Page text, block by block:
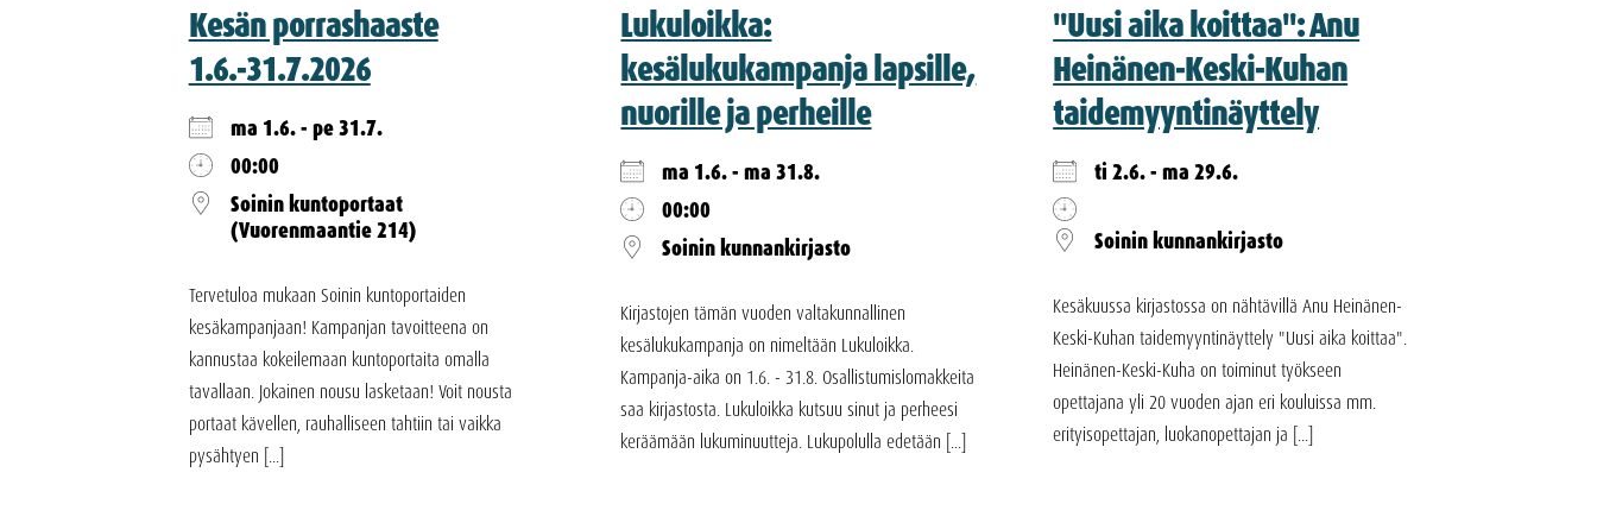
Kesän porrashaaste
1.6.-31.7.2026
ma 1.6. - pe 31.7.
00:00
Soinin kuntoportaat
(Vuorenmaantie 214)
Tervetuloa mukaan Soinin kuntoportaiden
kesäkampanjaan! Kampanjan tavoitteena on
kannustaa kokeilemaan kuntoportaita omalla
tavallaan. Jokainen nousu lasketaan! Voit nousta
portaat kävellen, rauhalliseen tahtiin tai vaikka
pysähtyen [...]
Lukuloikka:
kesälukukampanja lapsille,
nuorille ja perheille
ma 1.6. - ma 31.8.
00:00
Soinin kunnankirjasto
Kirjastojen tämän vuoden valtakunnallinen
kesälukukampanja on nimeltään Lukuloikka.
Kampanja-aika on 1.6. - 31.8. Osallistumislomakkeita
saa kirjastosta. Lukuloikka kutsuu sinut ja perheesi
keräämään lukuminuutteja. Lukupolulla edetään [...]
"Uusi aika koittaa": Anu
Heinänen-Keski-Kuhan
taidemyyntinäyttely
ti 2.6. - ma 29.6.
Soinin kunnankirjasto
Kesäkuussa kirjastossa on nähtävillä Anu Heinänen-
Keski-Kuhan taidemyyntinäyttely "Uusi aika koittaa".
Heinänen-Keski-Kuha on toiminut työkseen
opettajana yli 20 vuoden ajan eri kouluissa mm.
erityisopettajan, luokanopettajan ja [...]